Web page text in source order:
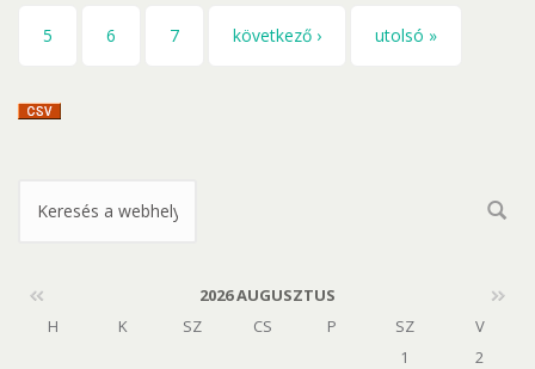
5 6 7 következő › utolsó »
Keresés űrlap
H K SZ CS P SZ
V
1
2
2026 AUGUSZTUS